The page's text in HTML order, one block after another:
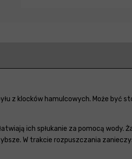
z klocków hamulcowych. Może być
ich spłukanie za pomocą wody.
W trakcie rozpuszczania